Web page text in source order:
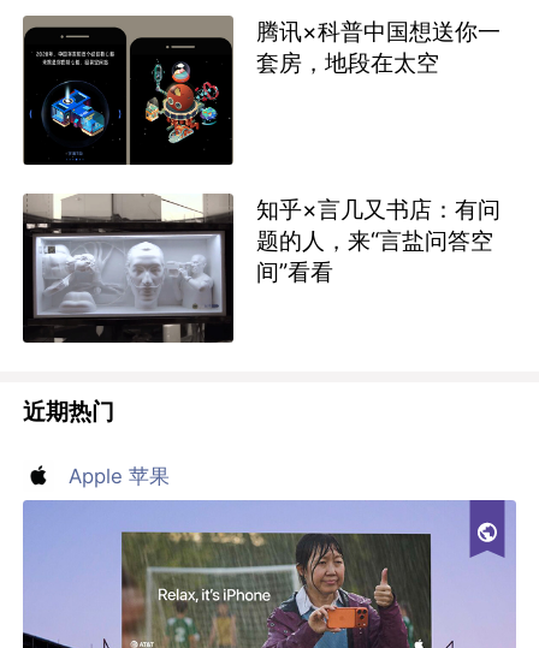
腾讯×科普中国想送你一
套房，地段在太空
知乎×言几又书店：有问
题的人，来“言盐问答空
间”看看
近期热门
Apple 苹果